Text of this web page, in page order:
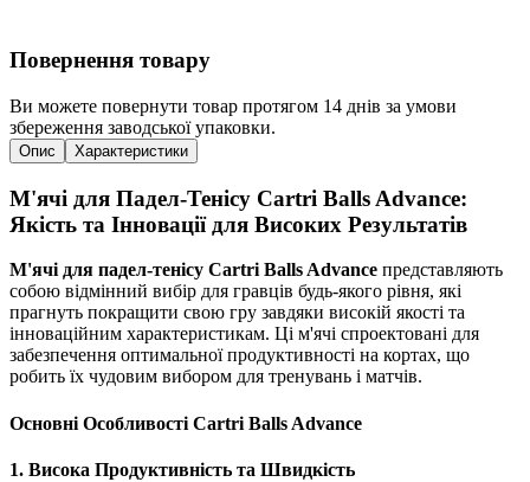
Повернення товару
Ви можете повернути товар протягом 14 днів за умови
збереження заводської упаковки.
Опис Характеристики
М'ячі для Падел-Тенісу Cartri Balls Advance:
Якість та Інновації для Високих Результатів
М'ячі для падел-тенісу Cartri Balls Advance представляють
собою відмінний вибір для гравців будь-якого рівня, які
прагнуть покращити свою гру завдяки високій якості та
інноваційним характеристикам. Ці м'ячі спроектовані для
забезпечення оптимальної продуктивності на кортах, що
робить їх чудовим вибором для тренувань і матчів.
Основні Особливості Cartri Balls Advance
1. Висока Продуктивність та Швидкість